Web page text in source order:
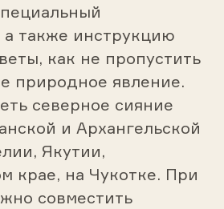
а также инструкцию
как не пропустить
природное явление.
северное сияние
и Архангельской
Якутии,
крае, на Чукотке. При
совместить